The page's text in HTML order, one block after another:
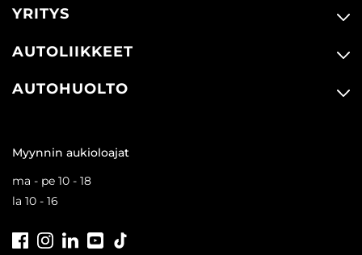
YRITYS
AUTOLIIKKEET
AUTOHUOLTO
Myynnin aukioloajat
ma - pe 10 - 18
la 10 - 16
FacebookInstagramLinkedInYoutube